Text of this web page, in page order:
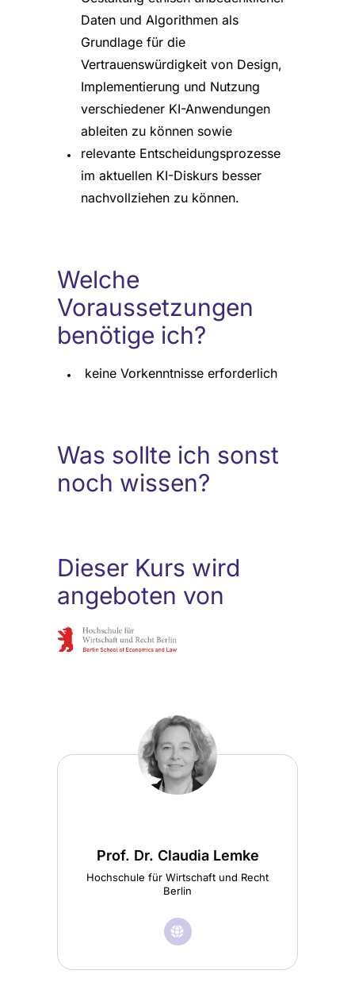
Daten und Algorithmen als
Grundlage für die
Vertrauenswürdigkeit von Design,
Implementierung und Nutzung
verschiedener KI-Anwendungen
ableiten zu können sowie
relevante Entscheidungsprozesse
im aktuellen KI-Diskurs besser
nachvollziehen zu können.
Welche
Voraussetzungen
benötige ich?
keine Vorkenntnisse erforderlich
Was sollte ich sonst
noch wissen?
Dieser Kurs wird
angeboten von
Prof. Dr. Claudia Lemke
Hochschule für Wirtschaft und Recht
Berlin
🌐︎ Besuche